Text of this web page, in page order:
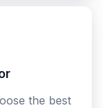
the best